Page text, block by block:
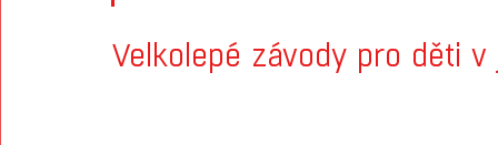
Velkolepé závody pro děti